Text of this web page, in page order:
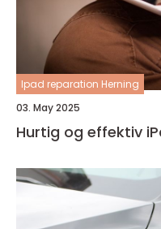
Ipad reparation Herning
03. May 2025
Hurtig og effektiv